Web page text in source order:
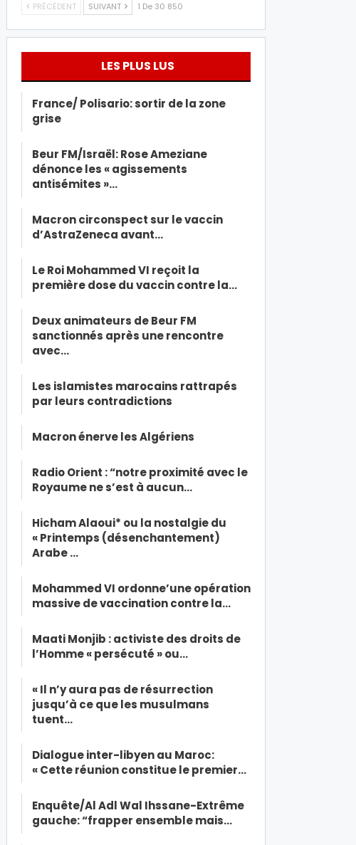
PRÉCÉDENT SUIVANT 1 De 30 850
LES PLUS LUS
France/ Polisario: sortir de la zone
grise
Beur FM/Israël: Rose Ameziane
dénonce les « agissements
antisémites »…
Macron circonspect sur le vaccin
d’AstraZeneca avant…
Le Roi Mohammed VI reçoit la
première dose du vaccin contre la…
Deux animateurs de Beur FM
sanctionnés après une rencontre
avec…
Les islamistes marocains rattrapés
par leurs contradictions
Macron énerve les Algériens
Radio Orient : “notre proximité avec le
Royaume ne s’est à aucun…
Hicham Alaoui* ou la nostalgie du
« Printemps (désenchantement)
Arabe …
Mohammed VI ordonne’une opération
massive de vaccination contre la…
Maati Monjib : activiste des droits de
l’Homme « persécuté » ou…
« Il n’y aura pas de résurrection
jusqu’à ce que les musulmans
tuent…
Dialogue inter-libyen au Maroc:
« Cette réunion constitue le premier…
Enquête/Al Adl Wal Ihssane-Extrême
gauche: “frapper ensemble mais…